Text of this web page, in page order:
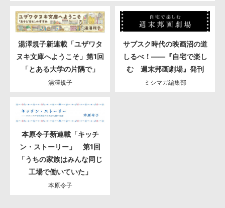
湯澤規子新連載「ユザワタ
ヌキ文庫へようこそ」第1回
「とある大学の片隅で」
湯澤規子
サブスク時代の映画沼の道
しるべ！――『自宅で楽し
む 週末邦画劇場』発刊
ミシマガ編集部
本原令子新連載「キッチ
ン・ストーリー」 第1回
「うちの家族はみんな同じ
工場で働いていた」
本原令子